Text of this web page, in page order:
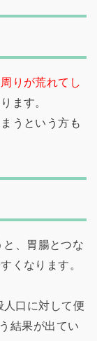
りが荒れてし
ます。
うという方も
、胃腸とつな
くなります。
口に対して便
結果が出てい